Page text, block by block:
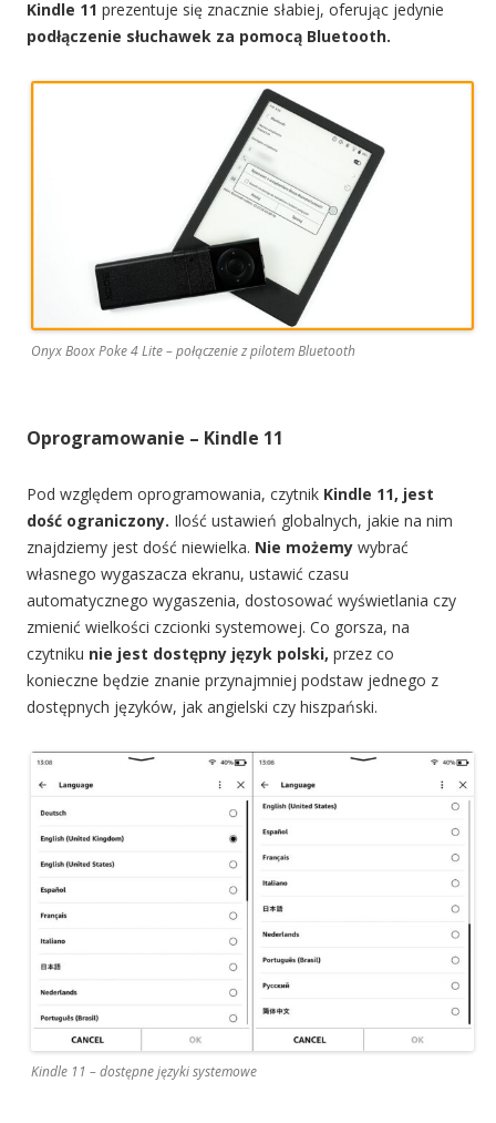
Kindle 11 prezentuje się znacznie słabiej, oferując jedynie
podłączenie słuchawek za pomocą Bluetooth.
Onyx Boox Poke 4 Lite – połączenie z pilotem Bluetooth
Oprogramowanie – Kindle 11
Pod względem oprogramowania, czytnik Kindle 11, jest
dość ograniczony. Ilość ustawień globalnych, jakie na nim
znajdziemy jest dość niewielka. Nie możemy wybrać
własnego wygaszacza ekranu, ustawić czasu
automatycznego wygaszenia, dostosować wyświetlania czy
zmienić wielkości czcionki systemowej. Co gorsza, na
czytniku nie jest dostępny język polski, przez co
konieczne będzie znanie przynajmniej podstaw jednego z
dostępnych języków, jak angielski czy hiszpański.
Kindle 11 – dostępne języki systemowe